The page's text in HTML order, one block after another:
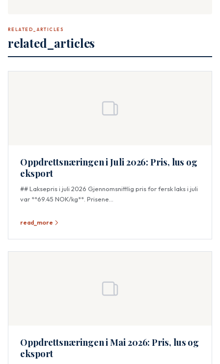
RELATED_ARTICLES
related_articles
Oppdrettsnæringen i Juli 2026: Pris, lus og
eksport
## Laksepris i juli 2026 Gjennomsnittlig pris for fersk laks i juli
var **69.45 NOK/kg**. Prisene...
read_more
Oppdrettsnæringen i Mai 2026: Pris, lus og
eksport